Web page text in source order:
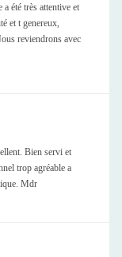
a été très attentive et
et t genereux,
reviendrons avec
Bien servi et
trop agréable a
Mdr